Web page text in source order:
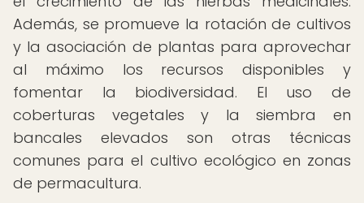
Además, se promueve la rotación de cultivos
y la asociación de plantas para aprovechar
al máximo los recursos disponibles y
fomentar la biodiversidad. El uso de
coberturas vegetales y la siembra en
bancales elevados son otras técnicas
comunes para el cultivo ecológico en zonas
de permacultura.